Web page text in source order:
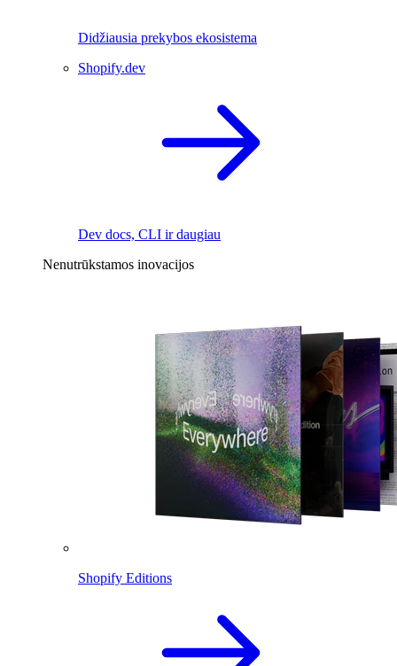
Didžiausia prekybos ekosistema
Shopify.dev
Dev docs, CLI ir daugiau
Nenutrūkstamos inovacijos
Shopify Editions